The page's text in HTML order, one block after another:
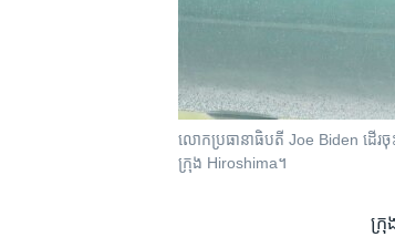
លោក​ប្រធានាធិបតី​ Joe Biden ដើរ​
ក្រុង Hiroshima។
ក្រុ